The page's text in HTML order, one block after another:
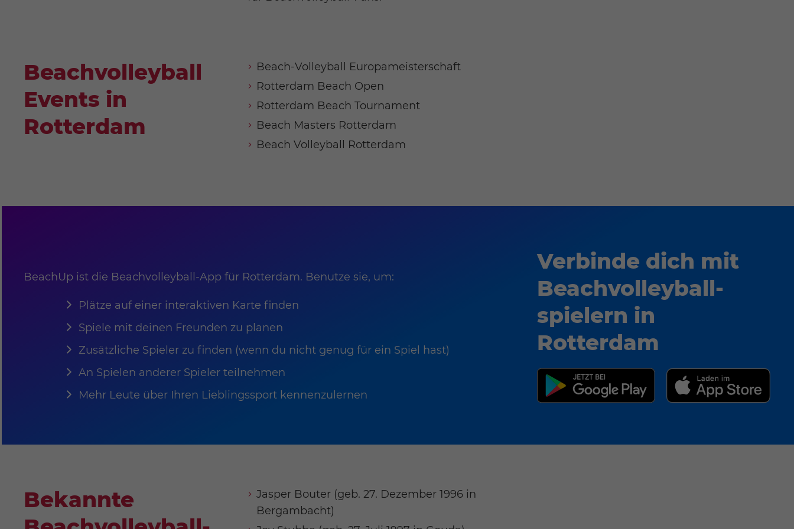
Beachvolleyball
Events in
Rotterdam
Beach-Volleyball Europameisterschaft
Rotterdam Beach Open
Rotterdam Beach Tournament
Beach Masters Rotterdam
Beach Volleyball Rotterdam
Verbinde dich mit
Beachvolleyball­
spielern in
Rotterdam
BeachUp ist die Beachvolleyball-App für Rotterdam. Benutze sie, um:
Plätze auf einer interaktiven Karte finden
Spiele mit deinen Freunden zu planen
Zusätzliche Spieler zu finden (wenn du nicht genug für ein Spiel hast)
An Spielen anderer Spieler teilnehmen
Mehr Leute über Ihren Lieblingssport kennenzulernen
Bekannte
Jasper Bouter (geb. 27. Dezember 1996 in
Bergambacht)